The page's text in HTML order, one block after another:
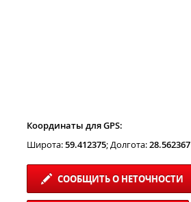
Координаты для GPS:
Широта:59.412375; Долгота:28.562367
СООБЩИТЬ О НЕТОЧНОСТИ